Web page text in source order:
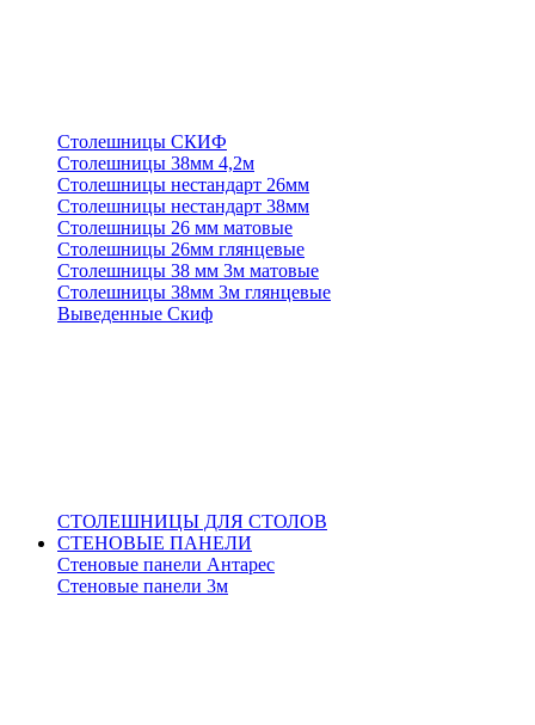
Столешницы СКИФ
Столешницы 38мм 4,2м
Столешницы нестандарт 26мм
Столешницы нестандарт 38мм
Столешницы 26 мм матовые
Столешницы 26мм глянцевые
Столешницы 38 мм 3м матовые
Столешницы 38мм 3м глянцевые
Выведенные Скиф
СТОЛЕШНИЦЫ ДЛЯ СТОЛОВ
СТЕНОВЫЕ ПАНЕЛИ
Стеновые панели Антарес
Стеновые панели 3м